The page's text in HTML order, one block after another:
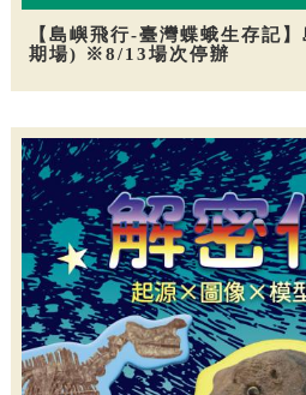
【島嶼飛行-臺灣蝶蛾生存記
期場) ※8/13場次停辦